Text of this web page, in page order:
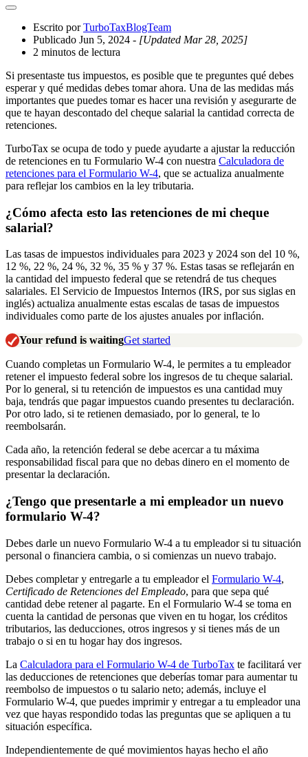
Abrir
cajón
compartido
Escrito porTurboTaxBlogTeam
Publicado Jun 5, 2024 - [Updated Mar 28, 2025]
2 minutos de lectura
Si presentaste tus impuestos, es posible que te preguntes qué debes
esperar y qué medidas debes tomar ahora. Una de las medidas más
importantes que puedes tomar es hacer una revisión y asegurarte de
que te hayan descontado del cheque salarial la cantidad correcta de
retenciones.
TurboTax se ocupa de todo y puede ayudarte a ajustar la reducción
de retenciones en tu Formulario W-4 con nuestra Calculadora de
retenciones para el Formulario W-4, que se actualiza anualmente
para reflejar los cambios en la ley tributaria.
¿Cómo afecta esto las retenciones de mi cheque
salarial?
Las tasas de impuestos individuales para 2023 y 2024 son del 10 %,
12 %, 22 %, 24 %, 32 %, 35 % y 37 %. Estas tasas se reflejarán en
la cantidad del impuesto federal que se retendrá de tus cheques
salariales. El Servicio de Impuestos Internos (IRS, por sus siglas en
inglés) actualiza anualmente estas escalas de tasas de impuestos
individuales como parte de los ajustes anuales por inflación.
Your refund is waitingGet started
Cuando completas un Formulario W-4, le permites a tu empleador
retener el impuesto federal sobre los ingresos de tu cheque salarial.
Por lo general, si tu retención de impuestos es una cantidad muy
baja, tendrás que pagar impuestos cuando presentes tu declaración.
Por otro lado, si te retienen demasiado, por lo general, te lo
reembolsarán.
Cada año, la retención federal se debe acercar a tu máxima
responsabilidad fiscal para que no debas dinero en el momento de
presentar la declaración.
¿Tengo que presentarle a mi empleador un nuevo
formulario W-4?
Debes darle un nuevo Formulario W-4 a tu empleador si tu situación
personal o financiera cambia, o si comienzas un nuevo trabajo.
Debes completar y entregarle a tu empleador el Formulario W-4,
Certificado de Retenciones del Empleado, para que sepa qué
cantidad debe retener al pagarte. En el Formulario W-4 se toma en
cuenta la cantidad de personas que viven en tu hogar, los créditos
tributarios, las deducciones, otros ingresos y si tienes más de un
trabajo o si en tu hogar hay dos ingresos.
La Calculadora para el Formulario W-4 de TurboTax te facilitará ver
las deducciones de retenciones que deberías tomar para aumentar tu
reembolso de impuestos o tu salario neto; además, incluye el
Formulario W-4, que puedes imprimir y entregar a tu empleador una
vez que hayas respondido todas las preguntas que se apliquen a tu
situación específica.
Independientemente de qué movimientos hayas hecho el año